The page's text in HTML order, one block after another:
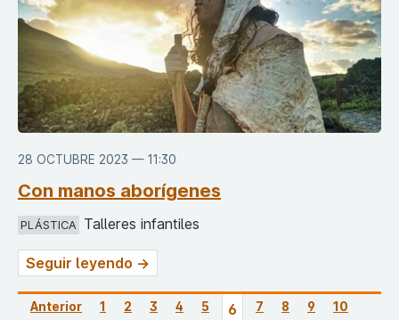
28 OCTUBRE 2023 — 11:30
Con manos aborígenes
PLÁSTICA Talleres infantiles
Seguir leyendo →
Anterior 1 2 3 4 5 6 7 8 9
10